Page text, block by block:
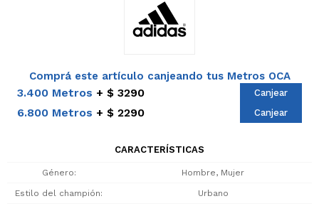
Comprá este artículo canjeando tus Metros OCA
3.400 Metros $ 3290 Canjear
6.800 Metros $ 2290 Canjear
CARACTERÍSTICAS
Género Hombre, Mujer
Estilo del champión Urbano